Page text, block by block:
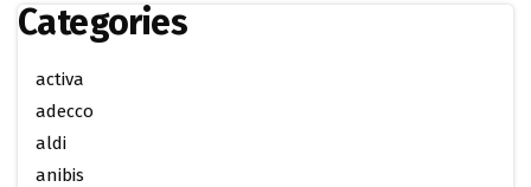
Categories
activa
adecco
aldi
anibis